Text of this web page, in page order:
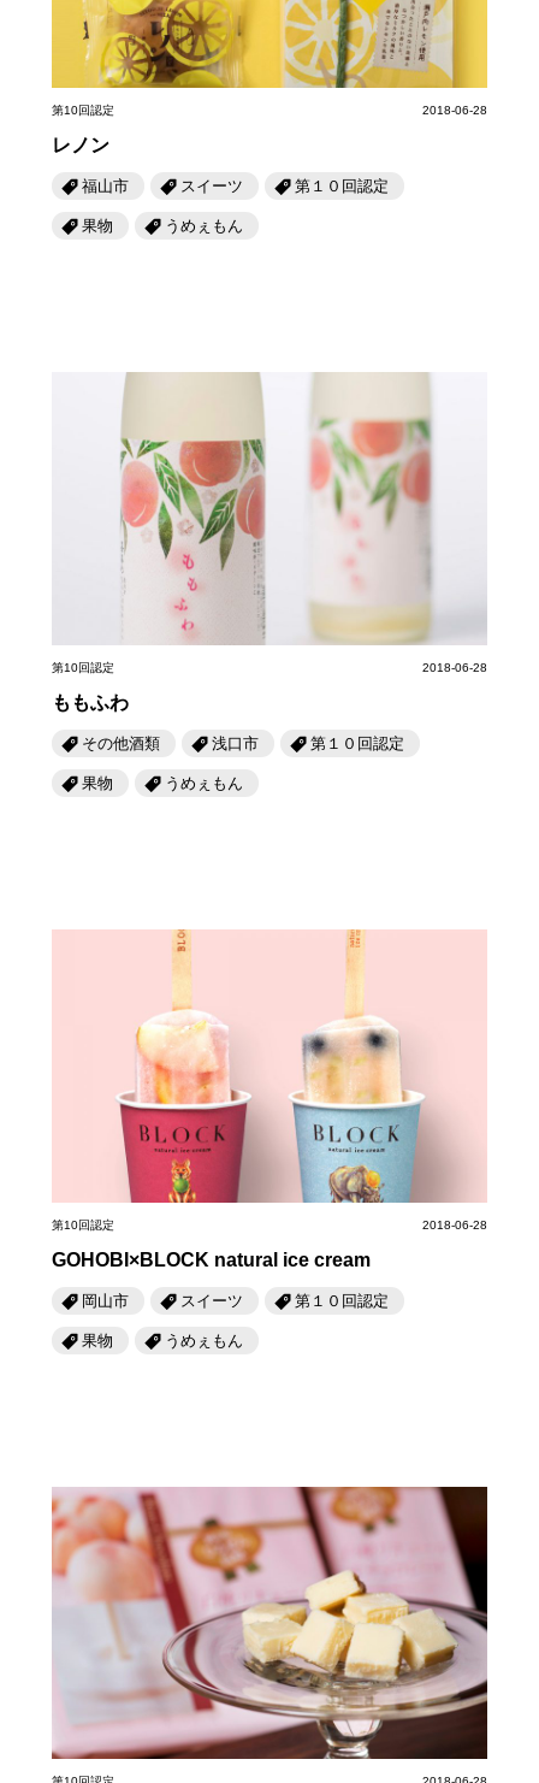
第10回認定 2018-06-28
レノン
福山市 スイーツ 第１０回認定
果物 うめぇもん
第10回認定 2018-06-28
ももふわ
その他酒類 浅口市 第１０回認定
果物 うめぇもん
第10回認定 2018-06-28
GOHOBI×BLOCK natural ice cream
岡山市 スイーツ 第１０回認定
果物 うめぇもん